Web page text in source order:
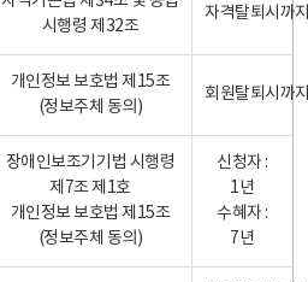
시행령 제32조
자격탈퇴시까
개인정보 보호법 제15조
(정보주체 동의)
회원탈퇴시까
장애인보조기기법 시행령
제7조 제1호
개인정보 보호법 제15조
(정보주체 동의)
신청자 :
1년
수혜자 :
7년